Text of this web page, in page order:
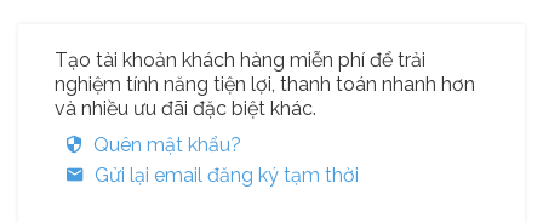
Tạo tài khoản khách hàng miễn phí để trải
nghiệm tính năng tiện lợi, thanh toán nhanh hơn
và nhiều ưu đãi đặc biệt khác.
Quên mật khẩu?
Gửi lại email đăng ký tạm thời